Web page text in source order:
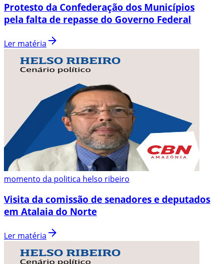
Protesto da Confederação dos Municípios
pela falta de repasse do Governo Federal
Ler matéria
momento da politica helso ribeiro
Visita da comissão de senadores e deputados
em Atalaia do Norte
Ler matéria